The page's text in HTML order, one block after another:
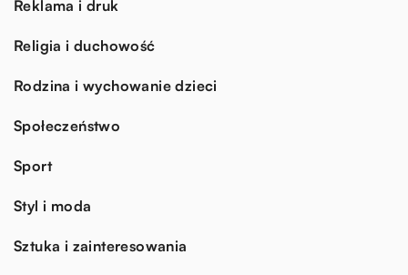
Reklama i druk
Religia i duchowość
Rodzina i wychowanie dzieci
Społeczeństwo
Sport
Styl i moda
Sztuka i zainteresowania